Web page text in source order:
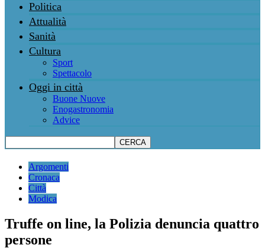
Politica
Attualità
Sanità
Cultura
Sport
Spettacolo
Oggi in città
Buone Nuove
Enogastronomia
Advice
Argomenti
Cronaca
Città
Modica
Truffe on line, la Polizia denuncia quattro
persone